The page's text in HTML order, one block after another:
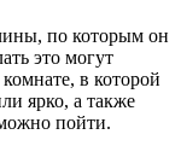
по которым он
это могут
в которой
ярко, а также
пойти.